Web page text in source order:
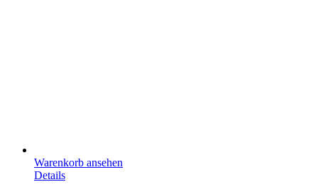
Warenkorb ansehen
Details